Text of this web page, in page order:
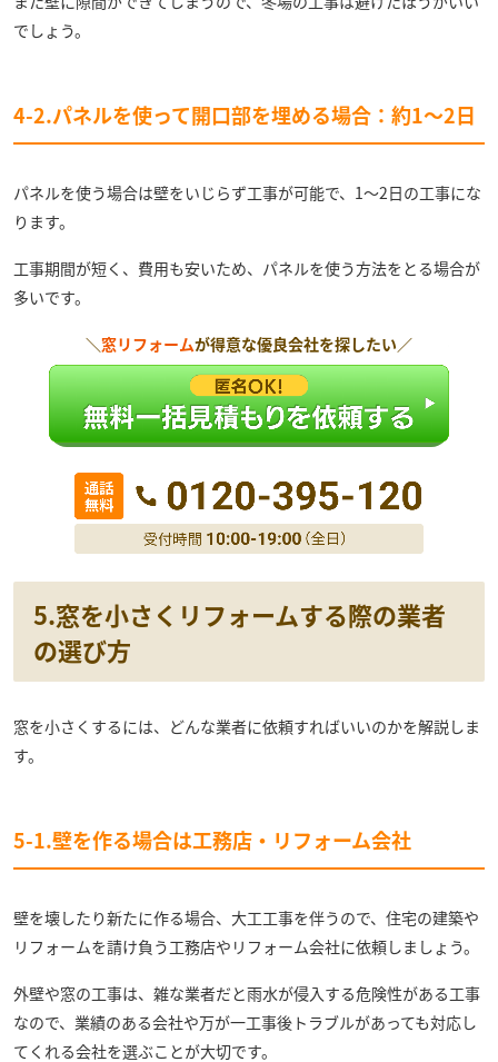
でしょう。
4-2.パネルを使って開口部を埋める場合：約1～2日
パネルを使う場合は壁をいじらず工事が可能で、1～2日の工事にな
ります。
工事期間が短く、費用も安いため、パネルを使う方法をとる場合が
多いです。
＼窓リフォームが得意な優良会社を探したい／
5.窓を小さくリフォームする際の業者
の選び方
窓を小さくするには、どんな業者に依頼すればいいのかを解説しま
す。
5-1.壁を作る場合は工務店・リフォーム会社
壁を壊したり新たに作る場合、大工工事を伴うので、住宅の建築や
リフォームを請け負う工務店やリフォーム会社に依頼しましょう。
外壁や窓の工事は、雑な業者だと雨水が侵入する危険性がある工事
なので、業績のある会社や万が一工事後トラブルがあっても対応し
てくれる会社を選ぶことが大切です。